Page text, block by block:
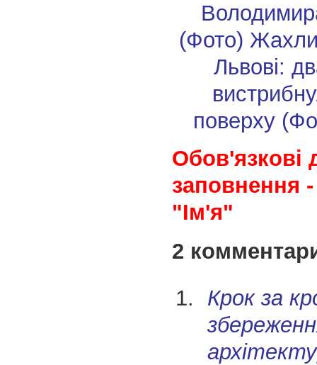
(Фото)
Львові:
поверху
Обов'язкові
заповнення
"Ім'я"
2
Крок за